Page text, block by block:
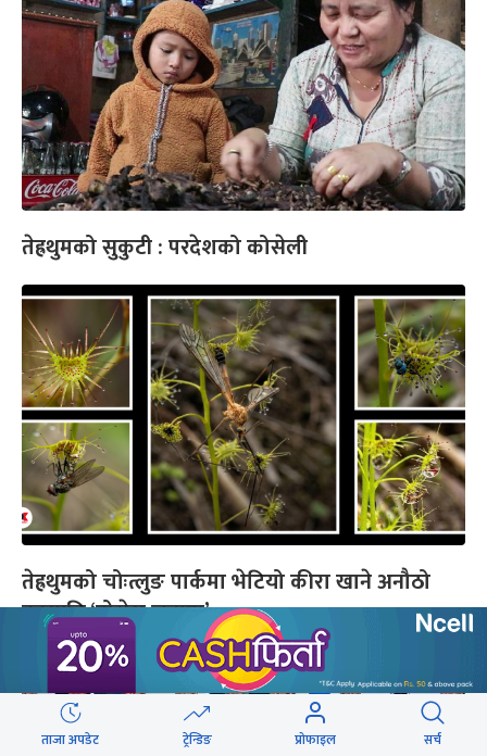
तेह्रथुमको सुकुटी : परदेशको कोसेली
तेह्रथुमको चोःत्लुङ पार्कमा भेटियो कीरा खाने अनौठो
वनस्पति ‘ड्रोसेरा लुनाटा’
ताजा अपडेट ट्रेन्डिङ प्रोफाइल सर्च